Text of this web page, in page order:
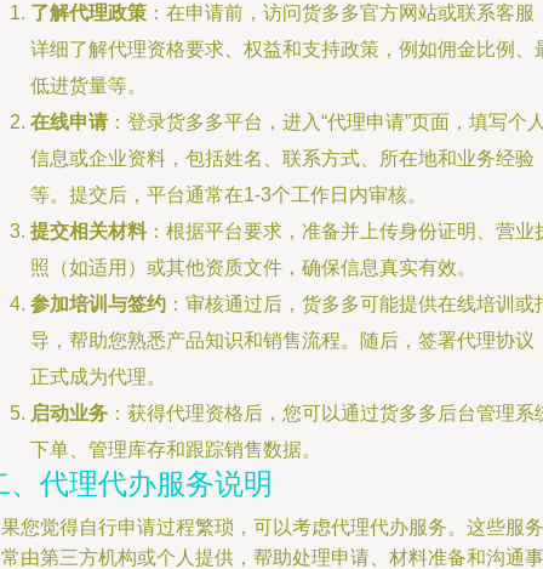
了解代理政策 ：在申请前，访问货多多官方网站或联系客服
详细了解代理资格要求、权益和支持政策，例如佣金比例、
低进货量等。
在线申请：登录货多多平台，进入“代理申请”页面，填写个
信息或企业资料，包括姓名、联系方式、所在地和业务经验
等。提交后，平台通常在1-3个工作日内审核。
提交相关材料：根据平台要求，准备并上传身份证明、营业
照（如适用）或其他资质文件，确保信息真实有效。
参加培训与签约 ：审核通过后，货多多可能提供在线培训或
导，帮助您熟悉产品知识和销售流程。随后，签署代理协议
正式成为代理。
启动业务 ：获得代理资格后，您可以通过货多多后台管理系
下单、管理库存和跟踪销售数据。
、代理代办服务说明
您觉得自行申请过程繁琐，可以考虑代理代办服务。这些服务
由第三方机构或个人提供，帮助处理申请、材料准备和沟通事